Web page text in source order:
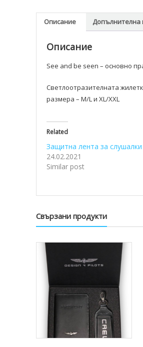
Описание Допълнителна
Описание
See and be seen – основно
Светлоотразителната
размера – M/L и XL/XXL
Related
Защитна лента за
24.02.2021
Similar post
Свързани продукти